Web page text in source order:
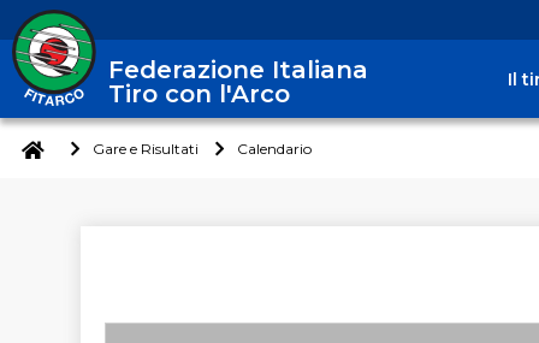
Federazione Italiana
Tiro con l'Arco
Il
Gare e Risultati Calendario